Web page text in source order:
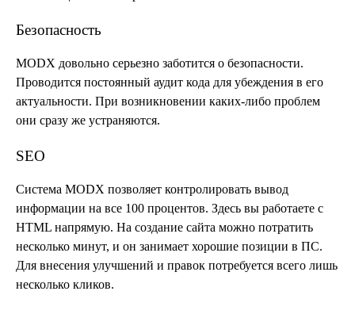
Безопасность
MODX довольно серьезно заботится о безопасности.
Проводится постоянный аудит кода для убеждения в его
актуальности. При возникновении каких-либо проблем
они сразу же устраняются.
SEO
Система MODX позволяет контролировать вывод
информации на все 100 процентов. Здесь вы работаете с
HTML напрямую. На создание сайта можно потратить
несколько минут, и он занимает хорошие позиции в ПС.
Для внесения улучшений и правок потребуется всего лишь
несколько кликов.